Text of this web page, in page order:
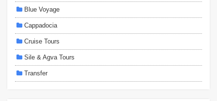
Blue Voyage
Cappadocia
Cruise Tours
Sile & Agva Tours
Transfer